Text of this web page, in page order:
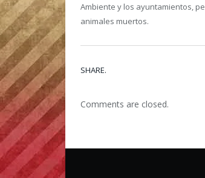
Ambiente y los ayuntamientos,
animales muertos.
SHARE.
Comments are closed.